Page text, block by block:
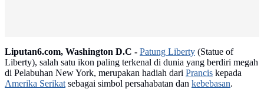
Liputan6.com, Washington D.C - Patung Liberty (Statue of
Liberty), salah satu ikon paling terkenal di dunia yang berdiri megah
di Pelabuhan New York, merupakan hadiah dari Prancis kepada
Amerika Serikatsebagai simbol persahabatan dan kebebasan.